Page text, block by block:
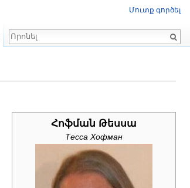
Հոֆման Թեսսա
Тесса Хофман
Մուտք գործել
Որոնում